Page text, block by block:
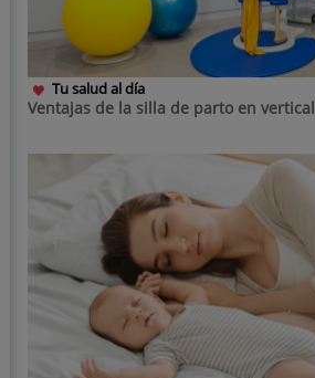
Tu salud al día
Ventajas de la silla de parto en vertical